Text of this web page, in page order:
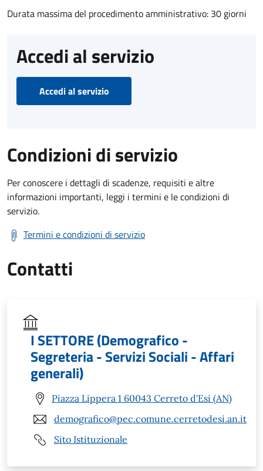
Durata massima del procedimento amministrativo: 30 giorni
Accedi al servizio
Accedi al servizio
Condizioni di servizio
Per conoscere i dettagli di scadenze, requisiti e altre
informazioni importanti, leggi i termini e le condizioni di
servizio.
Termini e condizioni di servizio
Contatti
I SETTORE (Demografico -
Segreteria - Servizi Sociali - Affari
generali)
Piazza Lippera 1 60043 Cerreto d'Esi (AN)
demografico@pec.comune.cerretodesi.an.it
Sito Istituzionale